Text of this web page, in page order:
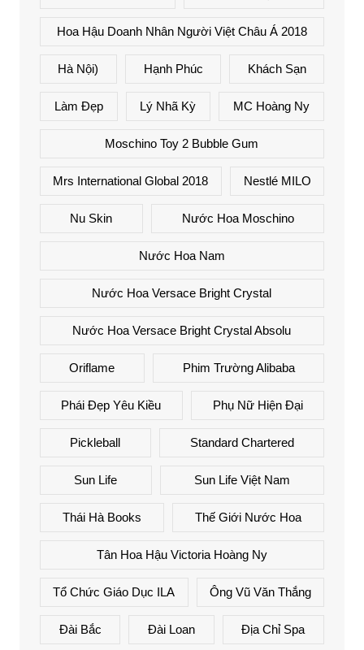
Hoa Hậu Doanh Nhân Người Việt Châu Á 2018
Hà Nội) Hạnh Phúc Khách Sạn
Làm Đẹp Lý Nhã Kỳ MC Hoàng Ny
Moschino Toy 2 Bubble Gum
Mrs International Global 2018 Nestlé MILO
Nu Skin Nước Hoa Moschino
Nước Hoa Nam
Nước Hoa Versace Bright Crystal
Nước Hoa Versace Bright Crystal Absolu
Oriflame Phim Trường Alibaba
Phái Đẹp Yêu Kiều Phụ Nữ Hiện Đại
Pickleball Standard Chartered
Sun Life Sun Life Việt Nam
Thái Hà Books Thế Giới Nước Hoa
Tân Hoa Hậu Victoria Hoàng Ny
Tổ Chức Giáo Dục ILA Ông Vũ Văn Thắng
Đài Bắc Đài Loan Địa Chỉ Spa